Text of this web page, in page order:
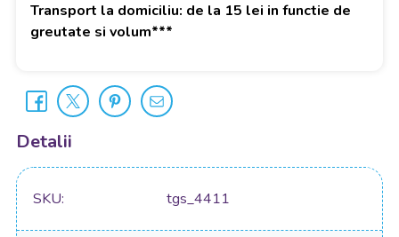
Transport la domiciliu: de la 15 lei in functie de
greutate si volum***
Detalii
SKU tgs_4411